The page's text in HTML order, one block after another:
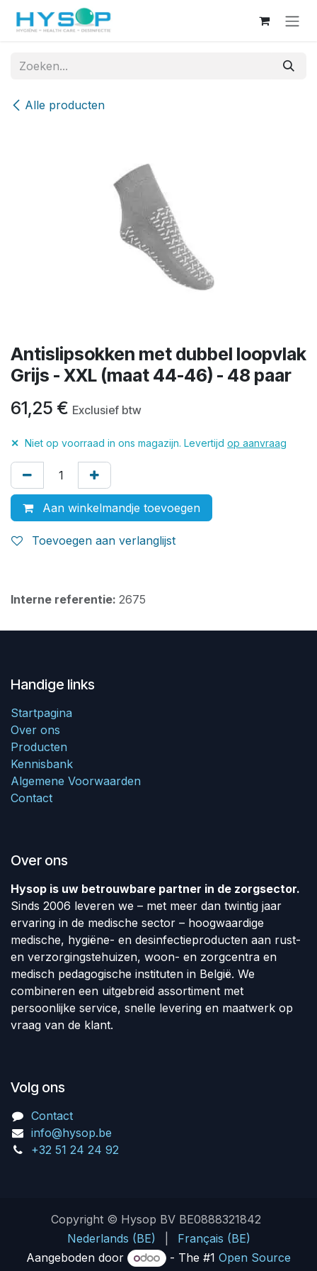
Overslaan naar inhoud
Alle producten
Antislipsokken met dubbel loopvlak
Grijs - XXL (maat 44-46) - 48 paar
61,25 € Exclusief btw
✕ Niet op voorraad in ons magazijn. Levertijd op aanvraag
Aan winkelmandje toevoegen
Toevoegen aan verlanglijst
Interne referentie: 2675
Handige links
Startpagina
Over ons
Producten
Kennisbank
Algemene Voorwaarden
Contact
Over ons
Hysop is uw betrouwbare partner in de zorgsector.
Sinds 2006 leveren we – met meer dan twintig jaar
ervaring in de medische sector – hoogwaardige
medische, hygiëne- en desinfectieproducten aan rust-
en verzorgingstehuizen, woon- en zorgcentra en
medisch pedagogische instituten in België. We
combineren een uitgebreid assortiment met
persoonlijke service, snelle levering en maatwerk op
vraag van de klant.
Volg ons
Contact
info@hysop.be
+32 51 24 24 92
Copyright © Hysop BV BE0888321842
Nederlands (BE)
Français (BE)
Aangeboden door
- The #1 Open Source